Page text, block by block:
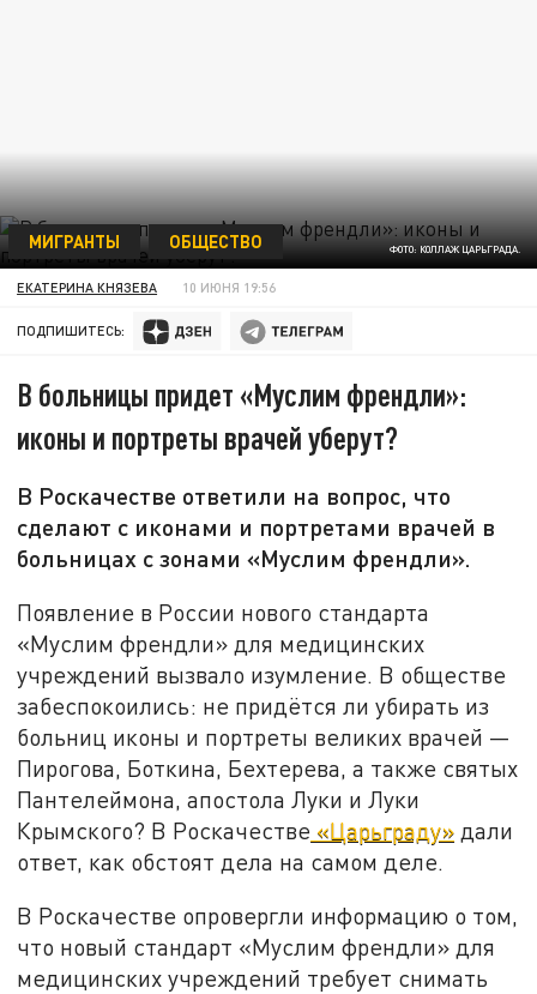
ФОТО: КОЛЛАЖ ЦАРЬГРАДА.
МИГРАНТЫ ОБЩЕСТВО
ЕКАТЕРИНА КНЯЗЕВА 10 ИЮНЯ 19:56
ПОДПИШИТЕСЬ:
В больницы придет «Муслим френдли»:
иконы и портреты врачей уберут?
В Роскачестве ответили на вопрос, что
сделают с иконами и портретами врачей в
больницах с зонами «Муслим френдли».
Появление в России нового стандарта
«Муслим френдли» для медицинских
учреждений вызвало изумление. В обществе
забеспокоились: не придётся ли убирать из
больниц иконы и портреты великих врачей —
Пирогова, Боткина, Бехтерева, а также святых
Пантелеймона, апостола Луки и Луки
Крымского? В Роскачестве «Царьграду» дали
ответ, как обстоят дела на самом деле.
В Роскачестве опровергли информацию о том,
что новый стандарт «Муслим френдли» для
медицинских учреждений требует снимать